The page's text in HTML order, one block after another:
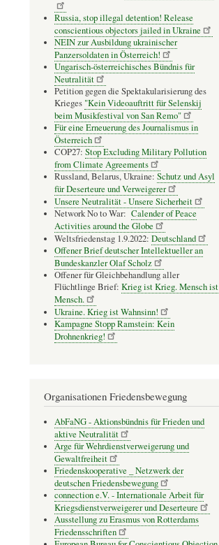
Russia, stop illegal detention! Release
conscientious objectors jailed in Ukraine
NEIN zur Ausbildung ukrainischer
Panzersoldaten in Österreich!
Ungarisch-österreichisches Bündnis für
Neutralität
Petition gegen die Spektakularisierung des
Krieges "Kein Videoauftritt für Selenskij
beim Musikfestival von San Remo"
Für eine Erneuerung des Journalismus in
Österreich
COP27: Stop Excluding Military Pollution
from Climate Agreements
Russland, Belarus, Ukraine: Schutz und Asyl
für Deserteure und Verweigerer
Unsere Neutralität - Unsere Sicherheit
Network No to War: Calender of Peace
Activities around the Globe
Weltsfriedenstag 1.9.2022: Deutschland
Offener Brief deutscher Intellektueller an
Bundeskanzler Olaf Scholz
Offener für Gleichbehandlung aller
Flüchtlinge Brief: Krieg ist Krieg. Mensch ist
Mensch.
Ukraine. Krieg ist Wahnsinn!
Kampagne Stopp Ramstein: Kein
Drohnenkrieg!
Organisationen Friedensbewegung
AbFaNG - Aktionsbündnis für Frieden und
aktive Neutralität
Arge für Wehrdienstverweigerung und
Gewaltfreiheit
Friedenskooperative _ Netzwerk der
deutschen Friedensbewegung
connection e.V. - Inter­na­tio­nale Arbeit für
Kriegs­dienst­ver­wei­gerer und Deser­teure
Ausstellung zu Erasmus von Rotterdams
Friedensschriften